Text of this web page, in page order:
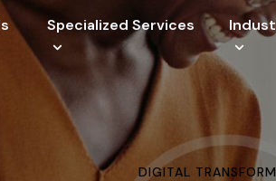
Specialized Services
DIGITAL